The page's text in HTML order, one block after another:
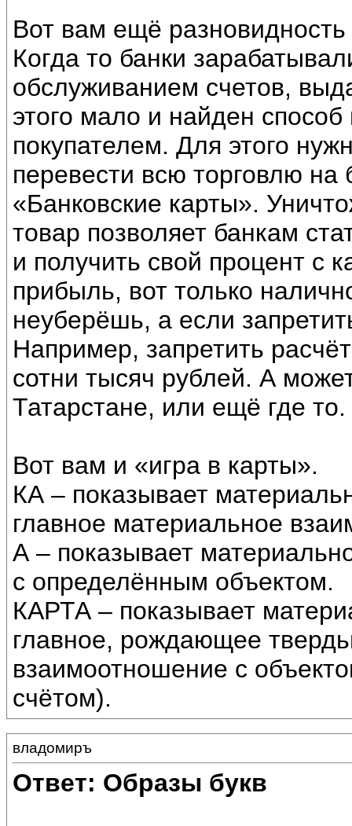
Вот вам ещё
Когда то банки
обслуживанием счетов,
этого мало и найден
покупателем. Для этого
перевести всю торговлю на
«Банковские карты».
товар позволяет банкам
и получить свой процент с
прибыль, вот только
неуберёшь, а если
Например, запретить
сотни тысяч рублей. А
Татарстане, или ещё где то.
Вот вам и «игра в карты».
КА – показывает
главное материальное
А – показывает
с определённым объектом.
КАРТА – показывает
главное, рождающее
взаимоотношение с
счётом).
владомиръ
Ответ: Образы букв